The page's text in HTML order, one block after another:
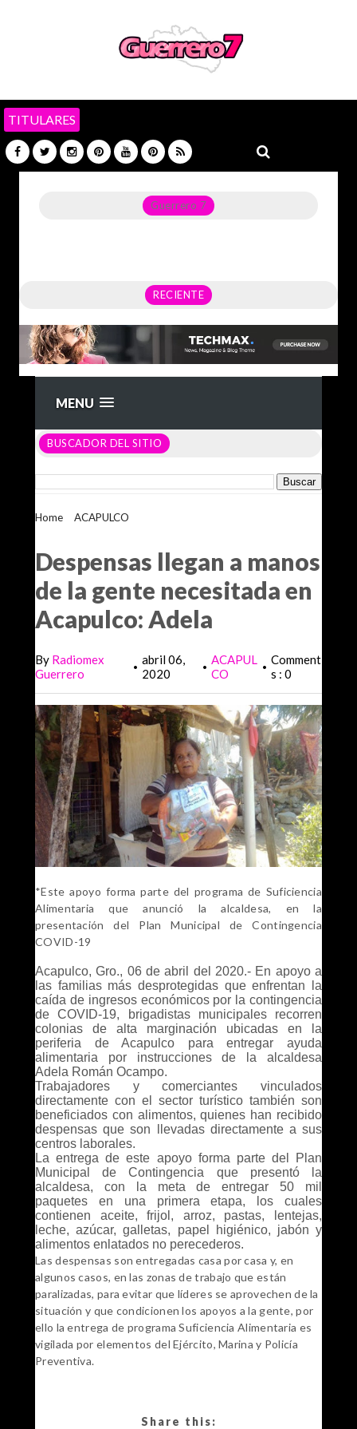
TITULARES
Guerrero 7
RECIENTE
MENU
BUSCADOR DEL SITIO
Home ACAPULCO
Despensas llegan a manos
de la gente necesitada en
Acapulco: Adela
By Radiomex
Guerrero
• abril 06,
2020
• ACAPUL
CO
• Comment
s : 0
*Este apoyo forma parte del programa de Suficiencia
Alimentaria que anunció la alcaldesa, en la
presentación del Plan Municipal de Contingencia
COVID-19
Acapulco, Gro., 06 de abril del 2020.- En apoyo a
las familias más desprotegidas que enfrentan la
caída de ingresos económicos por la contingencia
de COVID-19, brigadistas municipales recorren
colonias de alta marginación ubicadas en la
periferia de Acapulco para entregar ayuda
alimentaria por instrucciones de la alcaldesa
Adela Román Ocampo.
Trabajadores y comerciantes vinculados
directamente con el sector turístico también son
beneficiados con alimentos, quienes han recibido
despensas que son llevadas directamente a sus
centros laborales.
La entrega de este apoyo forma parte del Plan
Municipal de Contingencia que presentó la
alcaldesa, con la meta de entregar 50 mil
paquetes en una primera etapa, los cuales
contienen aceite, frijol, arroz, pastas, lentejas,
leche, azúcar, galletas, papel higiénico, jabón y
alimentos enlatados no perecederos.
Las despensas son entregadas casa por casa y, en
algunos casos, en las zonas de trabajo que están
paralizadas, para evitar que líderes se aprovechen de la
situación y que condicionen los apoyos a la gente, por
ello la entrega de programa Suficiencia Alimentaria es
vigilada por elementos del Ejército, Marina y Policía
Preventiva.
Share this: